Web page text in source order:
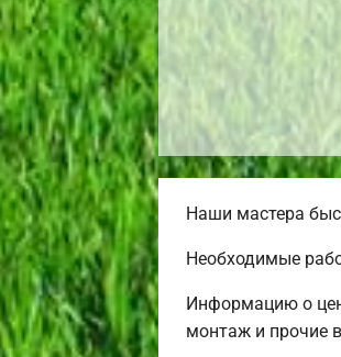
Наши мастера
Необходимые
Информацию о
монтаж и прочие